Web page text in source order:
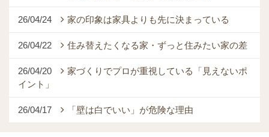
26/04/24 家の印象は家具よりも先に決まっている
26/04/22 住み替えたくなる家・ずっと住みたい家の差
26/04/20
家づくりでプロが重視している「見えないポ
イント」
26/04/17 「壁は白でいい」が危険な理由